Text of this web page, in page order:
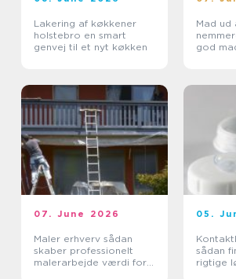
Lakering af køkkener
holstebro en smart
genvej til et nyt køkken
Mad ud
god
07. June 2026
Maler erhverv sådan
skaber professionelt
malerarbejde værdi for
05.
sådan
rigtige